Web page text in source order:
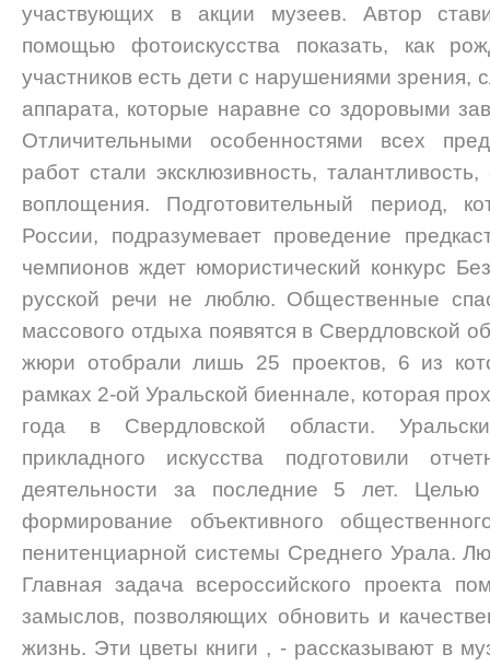
участвующих в акции музеев. Автор
помощью фотоискусства показать, как
участников есть дети с нарушениями зрения,
аппарата, которые наравне со здоровыми
Отличительными особенностями всех
работ стали эксклюзивность,
воплощения. Подготовительный период,
России, подразумевает проведение
чемпионов ждет юмористический конкурс
русской речи не люблю. Общественные
массового отдыха появятся в Свердловской
жюри отобрали лишь 25 проектов, 6 из
рамках 2-ой Уральской биеннале, которая
года в Свердловской области.
прикладного искусства подготовили
деятельности за последние 5 лет. Целью
формирование объективного
пенитенциарной системы Среднего Урала.
Главная задача всероссийского проекта
замыслов, позволяющих обновить и
жизнь. Эти цветы книги , - рассказывают в